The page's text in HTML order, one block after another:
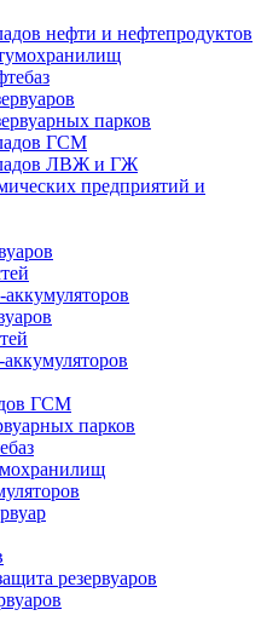
нефти и нефтепродуктов
парков
ГСМ
ЛВЖ и ГЖ
предприятий и
ГСМ
парков
резервуаров